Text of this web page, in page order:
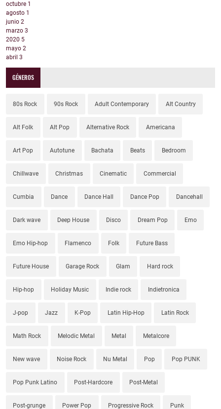
octubre 1
agosto 1
junio 2
marzo 3
2020 5
mayo 2
abril 3
GÉNEROS
80s Rock 90s Rock Adult Contemporary Alt Country
Alt Folk Alt Pop Alternative Rock Americana
Art Pop Autotune Bachata Beats Bedroom
Chillwave Christmas Cinematic Commercial
Cumbia Dance Dance Hall Dance Pop Dancehall
Dark wave Deep House Disco Dream Pop Emo
Emo Hip-hop Flamenco Folk Future Bass
Future House Garage Rock Glam Hard rock
Hip-hop Holiday Music Indie rock Indietronica
J-pop Jazz K-Pop Latin Hip-Hop Latin Rock
Math Rock Melodic Metal Metal Metalcore
New wave Noise Rock Nu Metal Pop Pop PUNK
Pop Punk Latino Post-Hardcore Post-Metal
Post-grunge Power Pop Progressive Rock Punk